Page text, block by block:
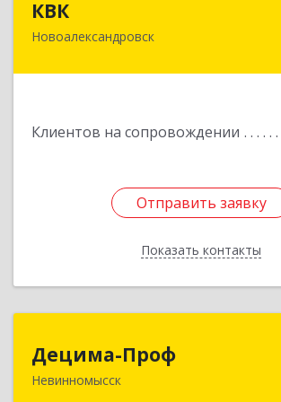
КВК
Новоалександровск
Клиентов на сопровождении
Отправить заявку
Показать контакты
Отправить заявку
Назад
Децима-Проф
Невинномысск
357100, Ставропольский край,